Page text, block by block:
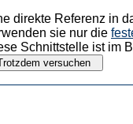
direkte Referenz in
sie nur die
Schnittstelle ist im